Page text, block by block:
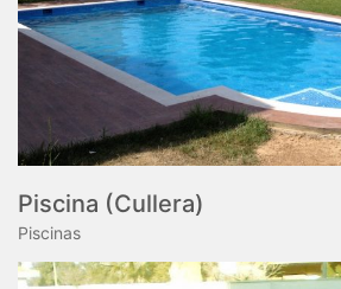
Piscina (Cullera)
Piscinas